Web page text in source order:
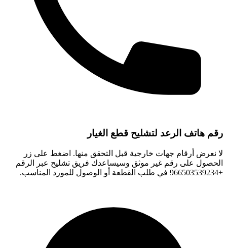
رقم هاتف الرعد لتشليح قطع الغيار
لا نعرض أرقام جهات خارجية قبل التحقق منها. اضغط على زر
الحصول على رقم غير موثق وسيساعدك فريق تشليح عبر الرقم
+966503539234 في طلب القطعة أو الوصول للمورد المناسب.